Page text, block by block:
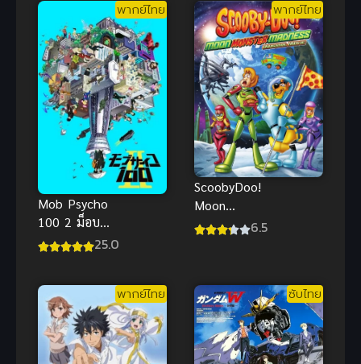
ซับไทย
พากย์ไทย
Mob Psycho
100 2 ม็อบ
ไซโค 100 คน
25.0
พากย์ไทย
ScoobyDoo!
Moon
Monster
พากย์ไทย
6.5
พากย์ไทย ซับไทย